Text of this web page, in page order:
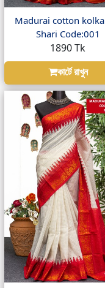
Madurai cotton
Shari Code:001
1890 Tk
কার্টে রাখুন